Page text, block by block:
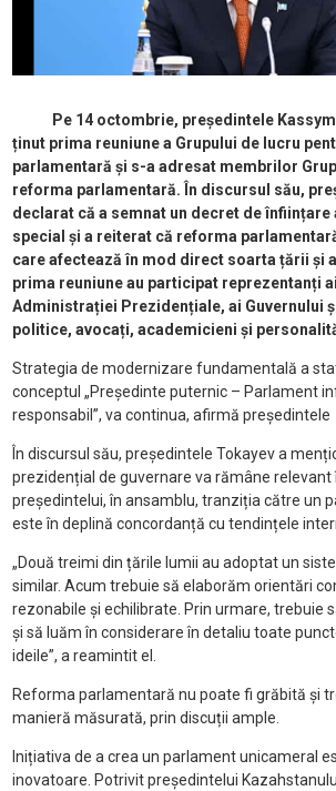
Pe 14 octombrie, președintele
ținut prima reuniune a Grupului de lucru
parlamentară și s-a adresat membrilor
reforma parlamentară. În discursul său,
declarat că a semnat un decret de înființare
special și a reiterat că reforma
care afectează în mod direct soarta țării și
prima reuniune au participat reprezentanți
Administrației Prezidențiale, ai Guvernului
politice, avocați, academicieni și
Strategia de modernizare fundamentală a
conceptul „Președinte puternic – Parlament
responsabil”, va continua, afirmă președintele
În discursul său, președintele Tokayev a
prezidențial de guvernare va rămâne relevant
președintelui, în ansamblu, tranziția către un
este în deplină concordanță cu tendințele
„Două treimi din țările lumii au adoptat un
similar. Acum trebuie să elaborăm orientări
rezonabile și echilibrate. Prin urmare, trebuie
și să luăm în considerare în detaliu toate
ideile”, a reamintit el.
Reforma parlamentară nu poate fi grăbită și
manieră măsurată, prin discuții ample.
Inițiativa de a crea un parlament unicameral
inovatoare. Potrivit președintelui